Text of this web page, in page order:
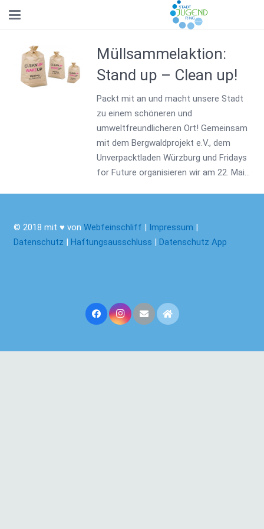
Müllsammelaktion:
Stand up – Clean up!
Packt mit an und macht unsere Stadt
zu einem schöneren und
umweltfreundlicheren Ort! Gemeinsam
mit dem Bergwaldprojekt e.V., dem
Unverpacktladen Würzburg und Fridays
for Future organisieren wir am 22. Mai…
© 2018 mit ♥ von Webfeinschliff | Impressum |
Datenschutz | Haftungsausschluss | Datenschutz App